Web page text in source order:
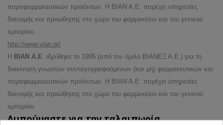
παραφαρμακευτικών προϊόντων. Η ΒΙΑΝ Α.Ε. παρέχει υπηρεσίες
διανομής και προώθησης στο χώρο του φαρμακείου και του γενικού
εμπορίου.
http://www.vian.gr/
Η ΒΙΑΝ Α.Ε. ιδρύθηκε το 1995 (από τον όμιλο ΒΙΑΝΕΞ Α.Ε.) για τη
διακίνηση γνωστών συνταγογραφούμενων (και μη) φαρμακευτικών και
παραφαρμακευτικών προϊόντων. Η ΒΙΑΝ Α.Ε. παρέχει υπηρεσίες
διανομής και προώθησης στο χώρο του φαρμακείου και του γενικού
εμπορίου.
Λυπούμαστε για την ταλαιπωρία.